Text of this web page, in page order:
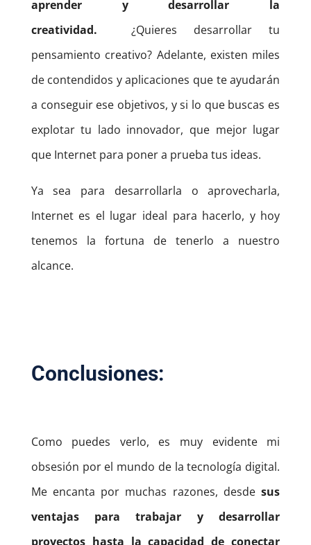
aprender y desarrollar la
creatividad.
¿Quieres desarrollar tu
pensamiento creativo? Adelante, existen miles
de contendidos y aplicaciones que te ayudarán
a conseguir ese objetivos, y si lo que buscas es
explotar tu lado innovador, que mejor lugar
que Internet para poner a prueba tus ideas.
Ya sea para desarrollarla o aprovecharla,
Internet es el lugar ideal para hacerlo, y hoy
tenemos la fortuna de tenerlo a nuestro
alcance.
Conclusiones:
Como puedes verlo, es muy evidente mi
obsesión por el mundo de la tecnología digital.
Me encanta por muchas razones, desdesus
ventajas para trabajar y desarrollar
proyectos hasta la capacidad de conectar